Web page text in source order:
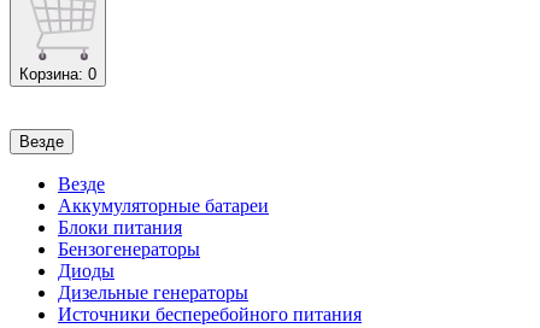
Корзина: 0
Везде
Везде
Аккумуляторные батареи
Блоки питания
Бензогенераторы
Диоды
Дизельные генераторы
Источники бесперебойного питания